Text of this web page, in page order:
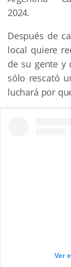
2024.
Después de
local quiere
de su gente y
sólo rescató
luchará por
Ver